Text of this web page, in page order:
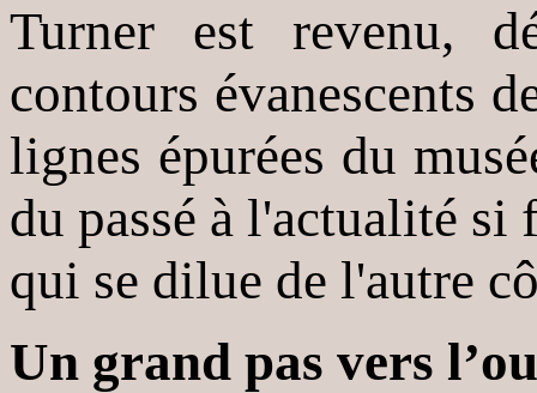
Turner est revenu,
contours évanescents
lignes épurées du
du passé à l'actualité
qui se dilue de l'autre
Un grand pas vers